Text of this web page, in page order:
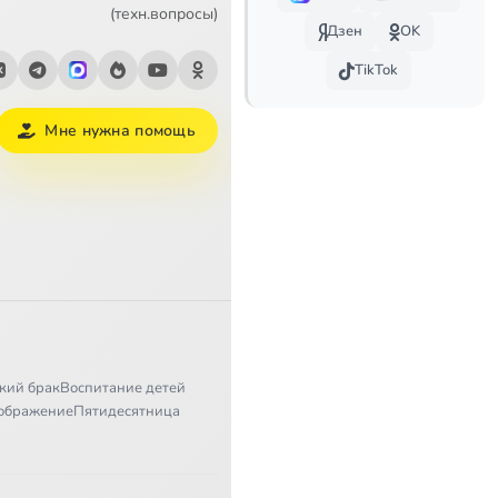
46:59
46:46
51:56
52:08
(техн.вопросы)
Мне нужна помощь
бракВоспитание детей
Пятидесятница
Дзен
OK
TikTok